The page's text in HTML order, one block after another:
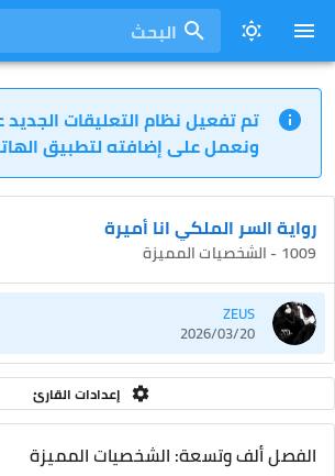
البحث
تم تفعيل نظام التعليقات
ونعمل على إضافته لتطبيق
رواية السر الملكي انا أميرة
1009 - الشخصيات المميزة
ZEUS
2026/03/20
إعدادات القارئ
الفصل ألف وتسعة: الشخصيات المميزة